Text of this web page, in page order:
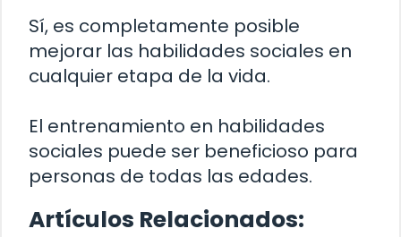
Sí, es completamente posible
mejorar las habilidades sociales en
cualquier etapa de la vida.
El entrenamiento en habilidades
sociales puede ser beneficioso para
personas de todas las edades.
Artículos Relacionados: